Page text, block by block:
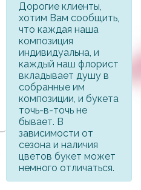
Дорогие клиенты,
хотим Вам сообщить,
что каждая наша
композиция
индивидуальна, и
каждый наш флорист
вкладывает душу в
собранные им
композиции, и букета
точь-в-точь не
бывает. В
зависимости от
сезона и наличия
цветов букет может
немного отличаться.